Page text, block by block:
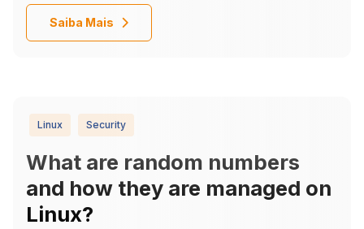
protection — but for every lock ever invented,
there has always been someone determined to
Saiba Mais Details
Linux Security
What are random numbers
and how they are managed on
Linux?